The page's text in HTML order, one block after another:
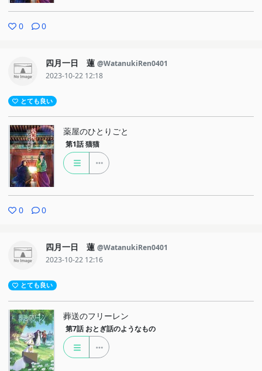
0 0
四月一日 蓮 @WatanukiRen0401
2023-10-22 12:18
とても良い
薬屋のひとりごと
第1話 猫猫
0 0
四月一日 蓮 @WatanukiRen0401
2023-10-22 12:16
とても良い
葬送のフリーレン
第7話 おとぎ話のようなもの